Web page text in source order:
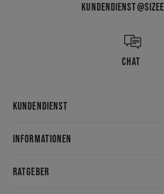
CHAT
KUNDENDIENST
INFORMATIONEN
RATGEBER